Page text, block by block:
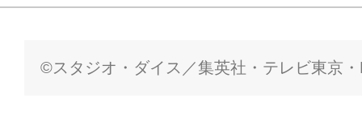
©スタジオ・ダイス／集英社・テレビ東京